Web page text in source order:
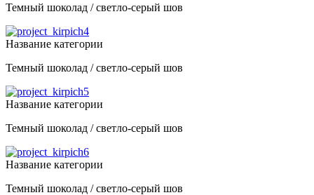
Темный шоколад / светло-серый шов
Название категории
Темный шоколад / светло-серый шов
Название категории
Темный шоколад / светло-серый шов
Название категории
Темный шоколад / светло-серый шов